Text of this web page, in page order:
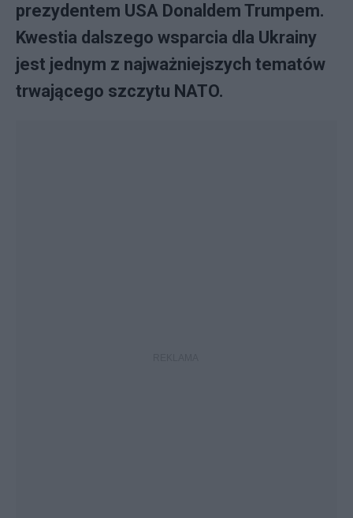
prezydentem USA Donaldem Trumpem.
Kwestia dalszego wsparcia dla Ukrainy
jest jednym z najważniejszych tematów
trwającego szczytu NATO.